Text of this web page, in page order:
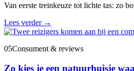
Van eerste treinkeuze tot lichte tas: zo
Lees verder →
05Consument & reviews
Zo kies je een natuurhuisje